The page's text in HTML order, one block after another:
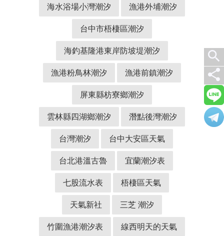
海水浴場小灣潮汐 漁港外埔潮汐
台中市梧棲區潮汐
海釣基隆港東岸防坡堤潮汐
漁港粉鳥林潮汐 漁港前鎮潮汐
屏東縣枋寮鄉潮汐
雲林縣四湖鄉潮汐 潛點後灣潮汐
台灣潮汐 台中大安區天氣
台北港溫古魯 宜蘭潮汐表
七股流水表 梧棲區天氣
天氣新社 三芝 潮汐
竹圍漁港潮汐表 線西明天的天氣
search
share